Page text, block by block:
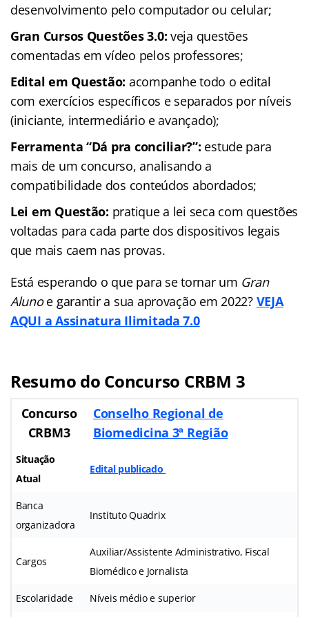
desenvolvimento pelo computador ou celular;
Gran Cursos Questões 3.0: veja questões
comentadas em vídeo pelos professores;
Edital em Questão: acompanhe todo o edital
com exercícios específicos e separados por níveis
(iniciante, intermediário e avançado);
Ferramenta “Dá pra conciliar?”: estude para
mais de um concurso, analisando a
compatibilidade dos conteúdos abordados;
Lei em Questão: pratique a lei seca com questões
voltadas para cada parte dos dispositivos legais
que mais caem nas provas.
Está esperando o que para se tornar um Gran
Alunoe garantir a sua aprovação em 2022? VEJA
AQUI a Assinatura Ilimitada 7.0
Resumo do Concurso CRBM 3
Concurso
CRBM3
Conselho Regional de
Biomedicina 3ª Região
Situação
Atual
Edital publicado
Banca
organizadora
Instituto Quadrix
Cargos
Auxiliar/Assistente Administrativo, Fiscal
Biomédico e Jornalista
Escolaridade Níveis médio e superior